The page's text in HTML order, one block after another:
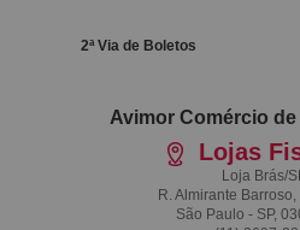
2ª Via de Boletos
Avimor Comércio
Lojas
Loja Brás/
R. Almirante Barroso,
São Paulo - SP,